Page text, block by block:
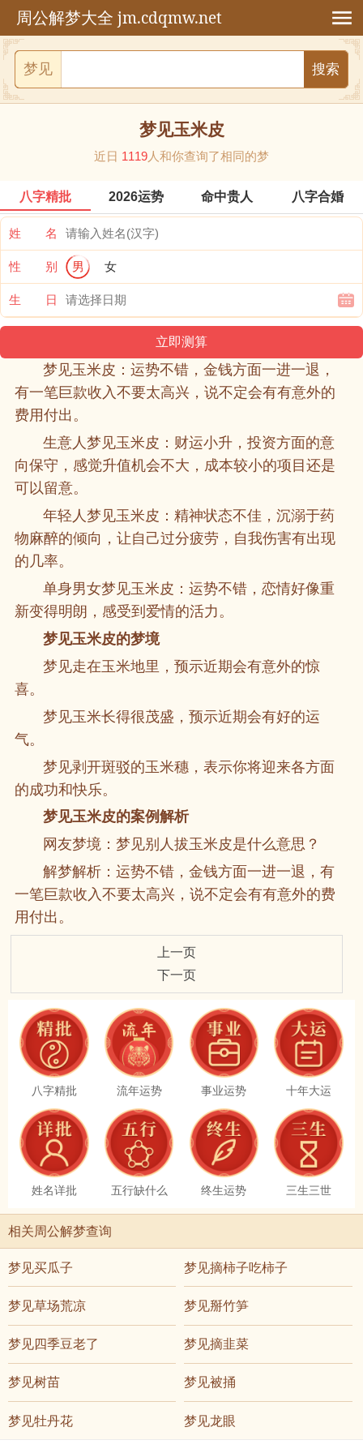
周公解梦大全 jm.cdqmw.net
梦见
梦见玉米皮
近日 1119人和你查询了相同的梦
八字精批 2026运势 命中贵人 八字合婚
姓 名
性 别 男 女
生 日
梦见玉米皮：运势不错，金钱方面一进一退，
有一笔巨款收入不要太高兴，说不定会有有意外的
费用付出。
生意人梦见玉米皮：财运小升，投资方面的意
向保守，感觉升值机会不大，成本较小的项目还是
可以留意。
年轻人梦见玉米皮：精神状态不佳，沉溺于药
物麻醉的倾向，让自己过分疲劳，自我伤害有出现
的几率。
单身男女梦见玉米皮：运势不错，恋情好像重
新变得明朗，感受到爱情的活力。
梦见玉米皮的梦境
梦见走在玉米地里，预示近期会有意外的惊
喜。
梦见玉米长得很茂盛，预示近期会有好的运
气。
梦见剥开斑驳的玉米穗，表示你将迎来各方面
的成功和快乐。
梦见玉米皮的案例解析
网友梦境：梦见别人拔玉米皮是什么意思？
解梦解析：运势不错，金钱方面一进一退，有
一笔巨款收入不要太高兴，说不定会有有意外的费
用付出。
上一页
下一页
八字精批 流年运势 事业运势 十年大运
姓名详批 五行缺什么 终生运势 三生三世
相关周公解梦查询
梦见买瓜子 梦见摘柿子吃柿子
梦见草场荒凉 梦见掰竹笋
梦见四季豆老了 梦见摘韭菜
梦见树苗 梦见被捅
梦见牡丹花 梦见龙眼